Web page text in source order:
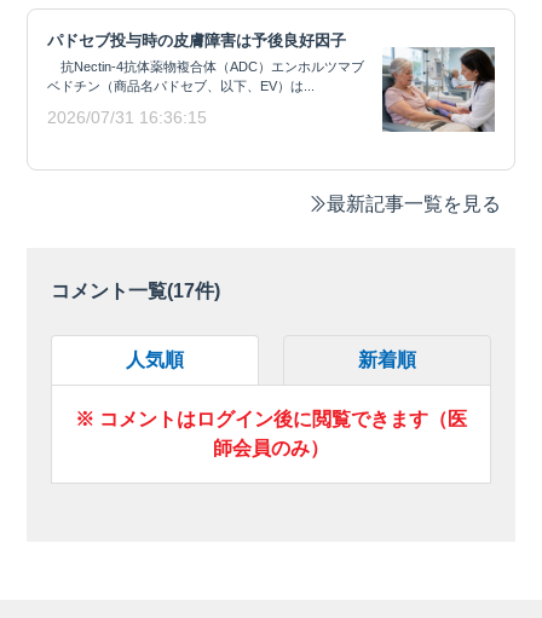
パドセブ投与時の皮膚障害は予後良好因子
抗Nectin-4抗体薬物複合体（ADC）エンホルツマブ
ベドチン（商品名パドセブ、以下、EV）は...
2026/07/31 16:36:15
最新記事一覧を見る
コメント一覧(17件)
人気順 新着順
※ コメントはログイン後に閲覧できます（医
師会員のみ）